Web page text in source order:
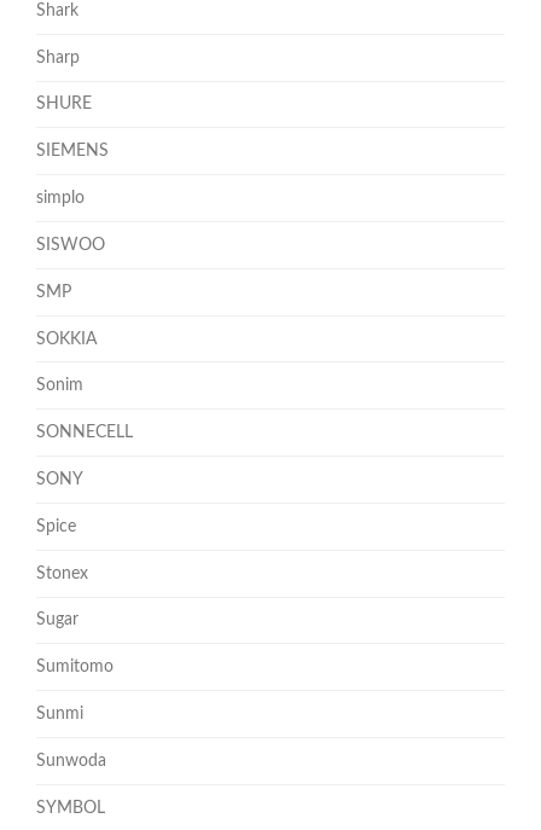
Shark
Sharp
SHURE
SIEMENS
simplo
SISWOO
SMP
SOKKIA
Sonim
SONNECELL
SONY
Spice
Stonex
Sugar
Sumitomo
Sunmi
Sunwoda
SYMBOL